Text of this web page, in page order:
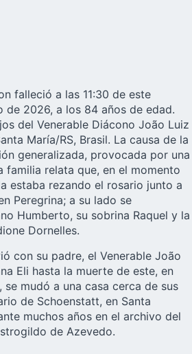
falleció a las 11:30 de este
de 2026, a los 84 años de edad.
del Venerable Diácono João Luiz
María/RS, Brasil. La causa de la
generalizada, provocada por una
familia relata que, en el momento
estaba rezando el rosario junto a
Peregrina; a su lado se
Humberto, su sobrina Raquel y la
Dornelles.
con su padre, el Venerable João
Eli hasta la muerte de este, en
se mudó a una casa cerca de sus
de Schoenstatt, en Santa
muchos años en el archivo del
de Azevedo.